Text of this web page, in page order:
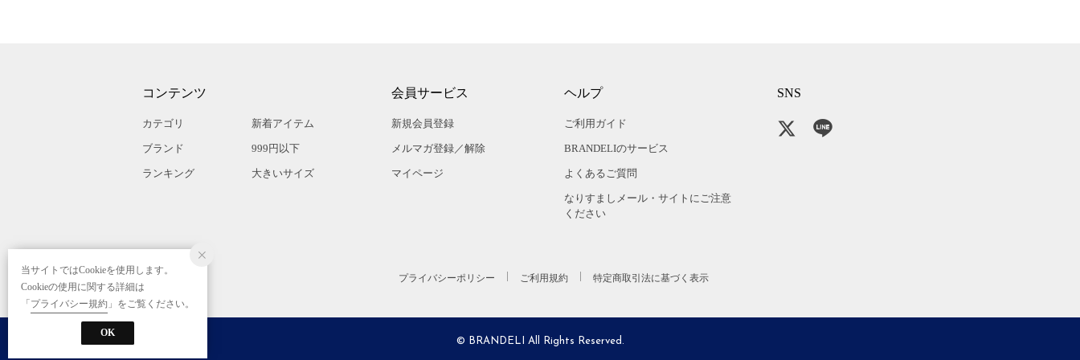
コンテンツ
カテゴリ
ブランド
ランキング
新着アイテム
999円以下
大きいサイズ
会員サービス
新規会員登録
メルマガ登録／解除
マイページ
ヘルプ
ご利用ガイド
BRANDELIのサービス
よくあるご質問
なりすましメール・サイトにご注意
ください
SNS
プライバシーポリシー ご利用規約 特定商取引法に基づく表示
© BRANDELI All Rights Reserved.
当サイトではCookieを使用します。
Cookieの使用に関する詳細は
「 プライバシー規約 」をご覧ください。
OK